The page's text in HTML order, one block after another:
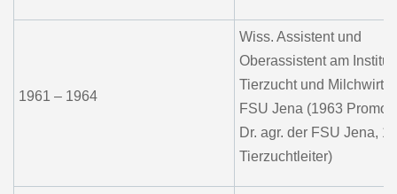
1961 – 1964
Wiss. Assistent und
Oberassistent am Institut
Tierzucht und
FSU Jena (1963
Dr. agr. der FSU Jena,
Tierzuchtleiter)